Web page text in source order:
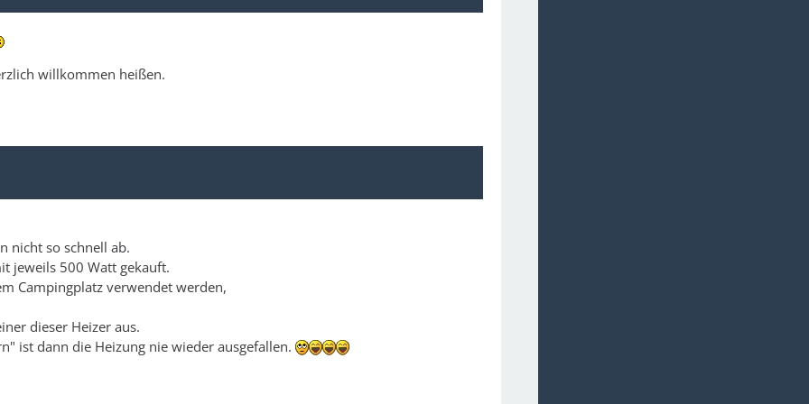
willkommen heißen.
nicht so schnell ab.
jeweils 500 Watt gekauft.
Campingplatz verwendet werden,
dieser Heizer aus.
ist dann die Heizung nie wieder ausgefallen.